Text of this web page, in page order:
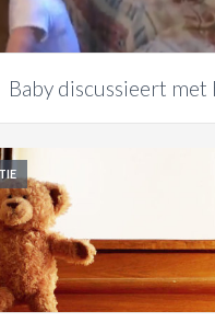
Baby discussieert met